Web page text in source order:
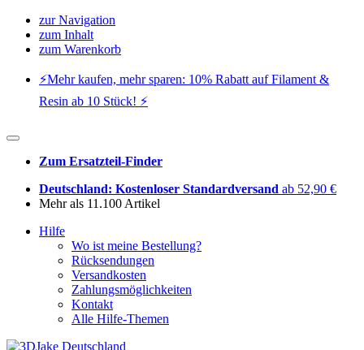
zur Navigation
zum Inhalt
zum Warenkorb
⚡️Mehr kaufen, mehr sparen: 10% Rabatt auf Filament &
Resin ab 10 Stück! ⚡️
Zum Ersatzteil-Finder
Deutschland: Kostenloser Standardversand ab 52,90 €
Mehr als 11.100 Artikel
Hilfe
Wo ist meine Bestellung?
Rücksendungen
Versandkosten
Zahlungsmöglichkeiten
Kontakt
Alle Hilfe-Themen